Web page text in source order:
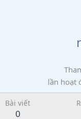
lần hoạt
Bài viết
0